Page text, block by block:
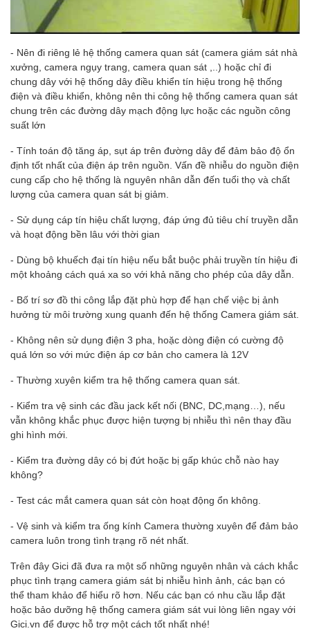
- Nên đi riêng lẻ hệ thống camera quan sát (camera giám sát nhà
xưởng, camera ngụy trang, camera quan sát ,..) hoặc chỉ đi
chung dây với hệ thống dây điều khiển tín hiệu trong hệ thống
điện và điều khiển, không nên thi công hệ thống camera quan sát
chung trên các đường dây mạch động lực hoặc các nguồn công
suất lớn
- Tính toán độ tăng áp, sụt áp trên đường dây để đảm bảo độ ổn
định tốt nhất của điện áp trên nguồn. Vấn đề nhiễu do nguồn điện
cung cấp cho hệ thống là nguyên nhân dẫn đến tuổi thọ và chất
lượng của camera quan sát bị giảm.
- Sử dụng cáp tín hiệu chất lượng, đáp ứng đủ tiêu chí truyền dẫn
và hoạt động bền lâu với thời gian
- Dùng bộ khuếch đại tín hiệu nếu bắt buộc phải truyền tín hiệu đi
một khoảng cách quá xa so với khả năng cho phép của dây dẫn.
- Bố trí sơ đồ thi công lắp đặt phù hợp để hạn chế việc bị ảnh
hưởng từ môi trường xung quanh đến hệ thống Camera giám sát.
- Không nên sử dụng điện 3 pha, hoặc dòng điện có cường độ
quá lớn so với mức điện áp cơ bản cho camera là 12V
- Thường xuyên kiểm tra hệ thống camera quan sát.
- Kiểm tra vệ sinh các đầu jack kết nối (BNC, DC,mạng…), nếu
vẫn không khắc phục được hiện tượng bị nhiễu thì nên thay đầu
ghi hình mới.
- Kiểm tra đường dây có bị đứt hoặc bị gấp khúc chỗ nào hay
không?
- Test các mắt camera quan sát còn hoạt động ổn không.
- Vệ sinh và kiểm tra ống kính Camera thường xuyên để đảm bảo
camera luôn trong tình trạng rõ nét nhất.
Trên đây Gici đã đưa ra một số những nguyên nhân và cách khắc
phục tình trạng camera giám sát bị nhiễu hình ảnh, các bạn có
thể tham khảo để hiểu rõ hơn. Nếu các bạn có nhu cầu lắp đặt
hoặc bảo dưỡng hệ thống camera giám sát vui lòng liên ngay với
Gici.vn để được hỗ trợ một cách tốt nhất nhé!